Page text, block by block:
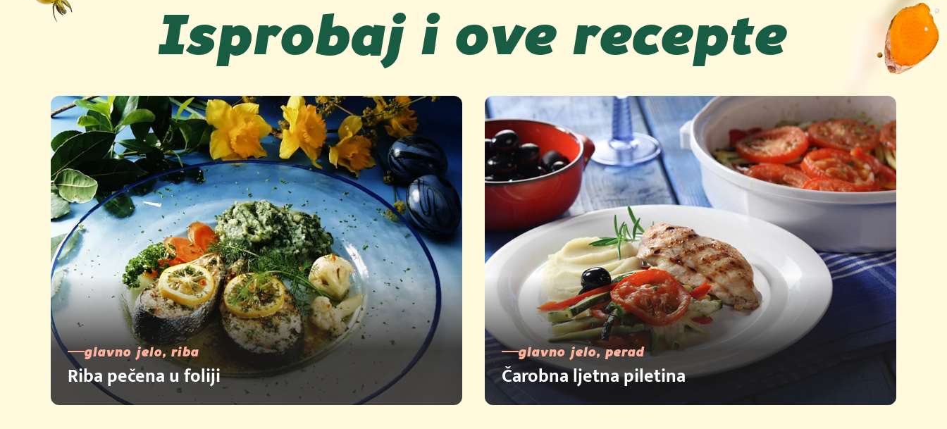
Isprobaj i ove recepte
glavno jelo, riba
Riba pečena u foliji
glavno jelo, perad
Čarobna ljetna piletina